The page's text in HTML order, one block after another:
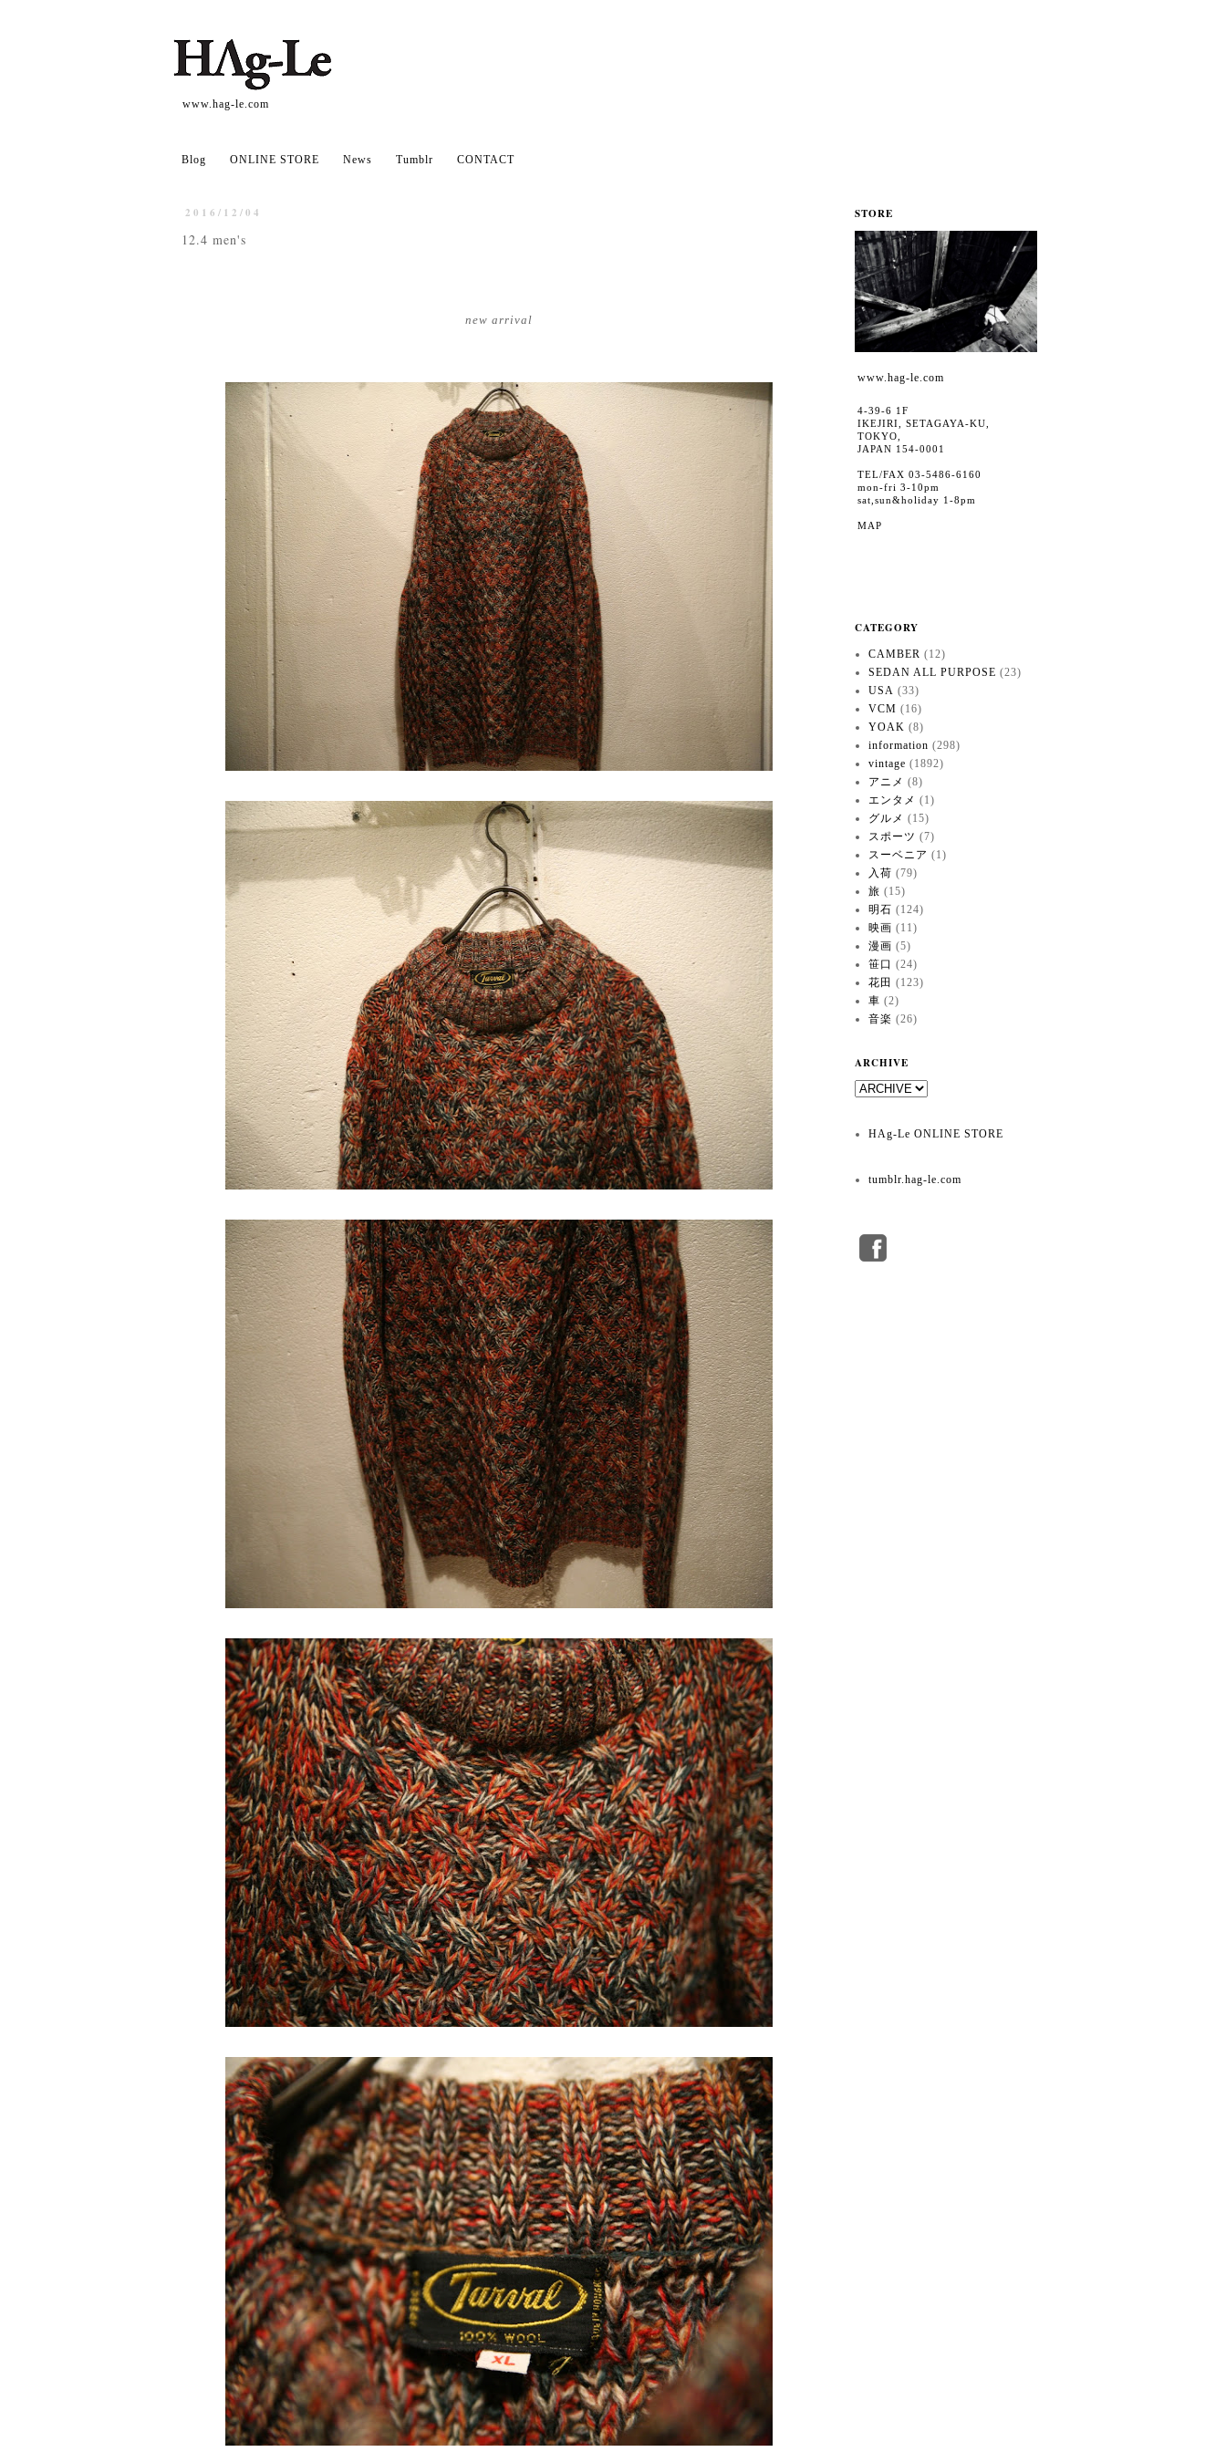
www.hag-le.com
Blog ONLINE STORE News Tumblr CONTACT
2016/12/04
12.4 men's
new arrival
STORE
www.hag-le.com
4-39-6 1F
IKEJIRI, SETAGAYA-KU,
TOKYO,
JAPAN 154-0001
TEL/FAX 03-5486-6160
mon-fri 3-10pm
sat,sun&holiday 1-8pm
MAP
CATEGORY
CAMBER (12)
SEDAN ALL PURPOSE (23)
USA (33)
VCM (16)
YOAK (8)
information (298)
vintage (1892)
アニメ (8)
エンタメ (1)
グルメ (15)
スポーツ (7)
スーベニア (1)
入荷 (79)
旅 (15)
明石 (124)
映画 (11)
漫画 (5)
笹口 (24)
花田 (123)
車 (2)
音楽 (26)
ARCHIVE
HAg-Le ONLINE STORE
tumblr.hag-le.com